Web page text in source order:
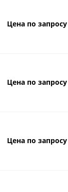
Цена по запросу
Цена по запросу
Цена по запросу